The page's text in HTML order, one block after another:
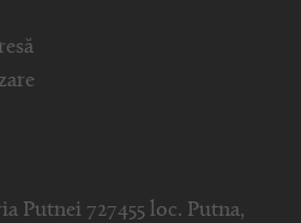
Putnei 727455 loc. Putna,